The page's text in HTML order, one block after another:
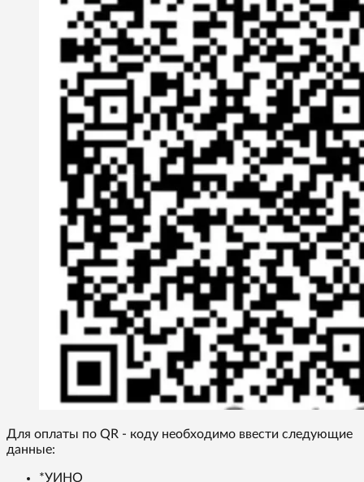
Для оплаты по QR - коду необходимо ввести следующие
данные:
*УИНО